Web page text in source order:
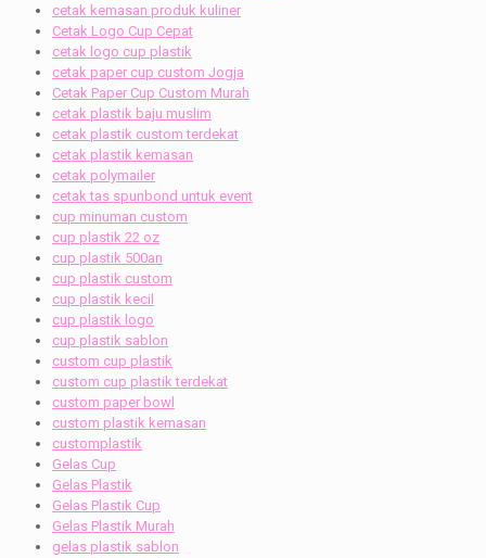
cetak kemasan produk kuliner
Cetak Logo Cup Cepat
cetak logo cup plastik
cetak paper cup custom Jogja
Cetak Paper Cup Custom Murah
cetak plastik baju muslim
cetak plastik custom terdekat
cetak plastik kemasan
cetak polymailer
cetak tas spunbond untuk event
cup minuman custom
cup plastik 22 oz
cup plastik 500an
cup plastik custom
cup plastik kecil
cup plastik logo
cup plastik sablon
custom cup plastik
custom cup plastik terdekat
custom paper bowl
custom plastik kemasan
customplastik
Gelas Cup
Gelas Plastik
Gelas Plastik Cup
Gelas Plastik Murah
gelas plastik sablon